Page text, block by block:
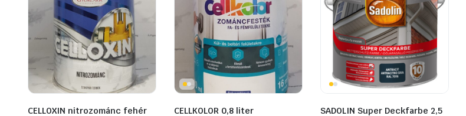
CELLOXIN nitrozománc fehér
CELLKOLOR 0,8 liter
SADOLIN Super Deckfarbe 2,5